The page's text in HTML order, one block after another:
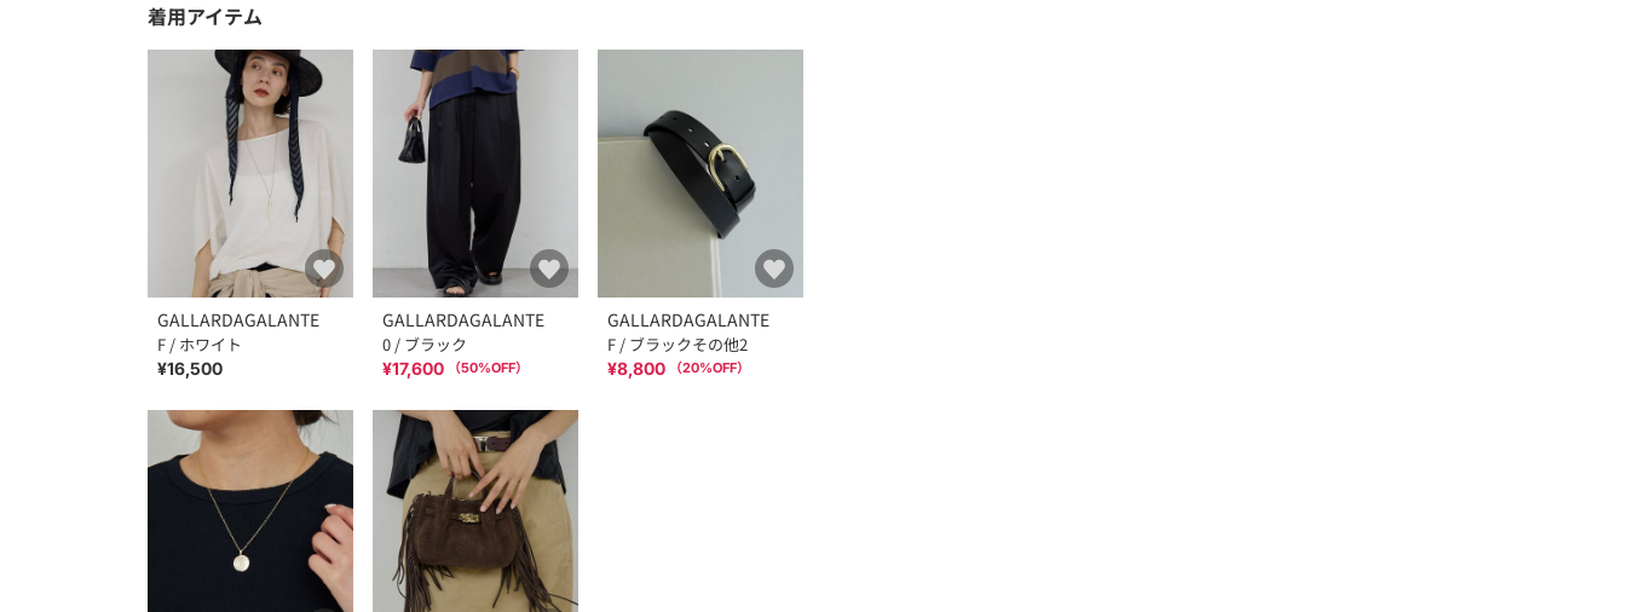
着用アイテム
GALLARDAGALANTE
F / ホワイト
¥16,500
GALLARDAGALANTE
0 / ブラック
¥17,600 （50%OFF）
GALLARDAGALANTE
F / ブラックその他2
¥8,800 （20%OFF）